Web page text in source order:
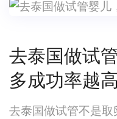
去泰国做试
多成功率越
去泰国做试管不是